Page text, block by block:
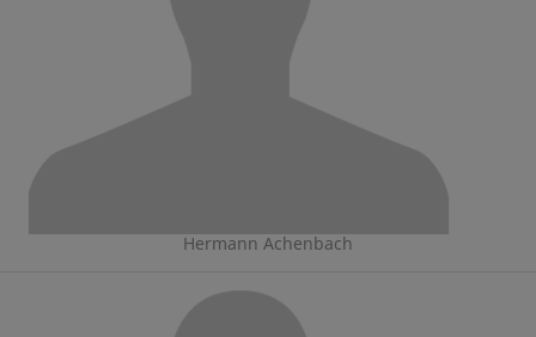
Hermann Achenbach